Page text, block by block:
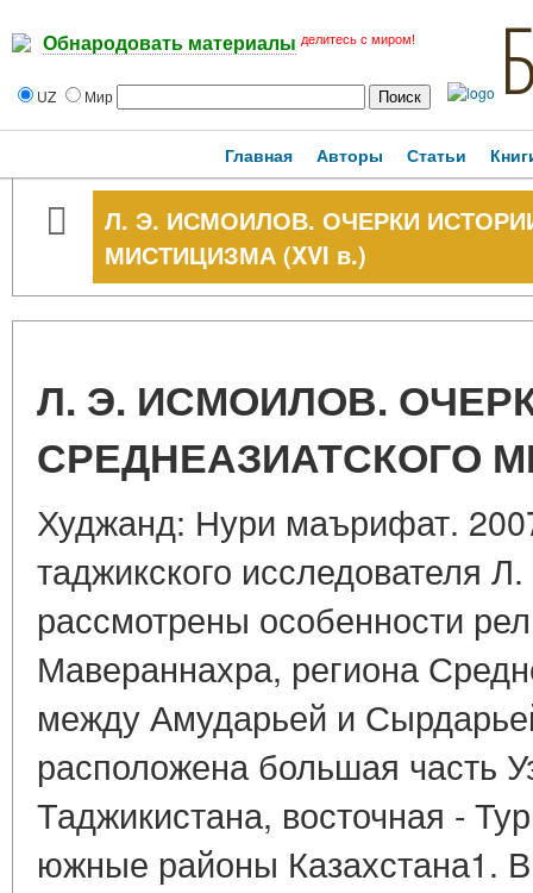
Обнародовать материалы делитесь с миром!
UZ Мир
Главная Авторы Статьи
Л. Э. ИСМОИЛОВ. ОЧЕРКИ
МИСТИЦИЗМА (XVI в.)
Л. Э. ИСМОИЛОВ.
СРЕДНЕАЗИАТСКОГО
Худжанд: Нури маърифат.
таджикского исследователя
рассмотрены особенности
Мавераннахра, региона
между Амударьей и
расположена большая часть
Таджикистана, восточная -
южные районы Казахстана1. В